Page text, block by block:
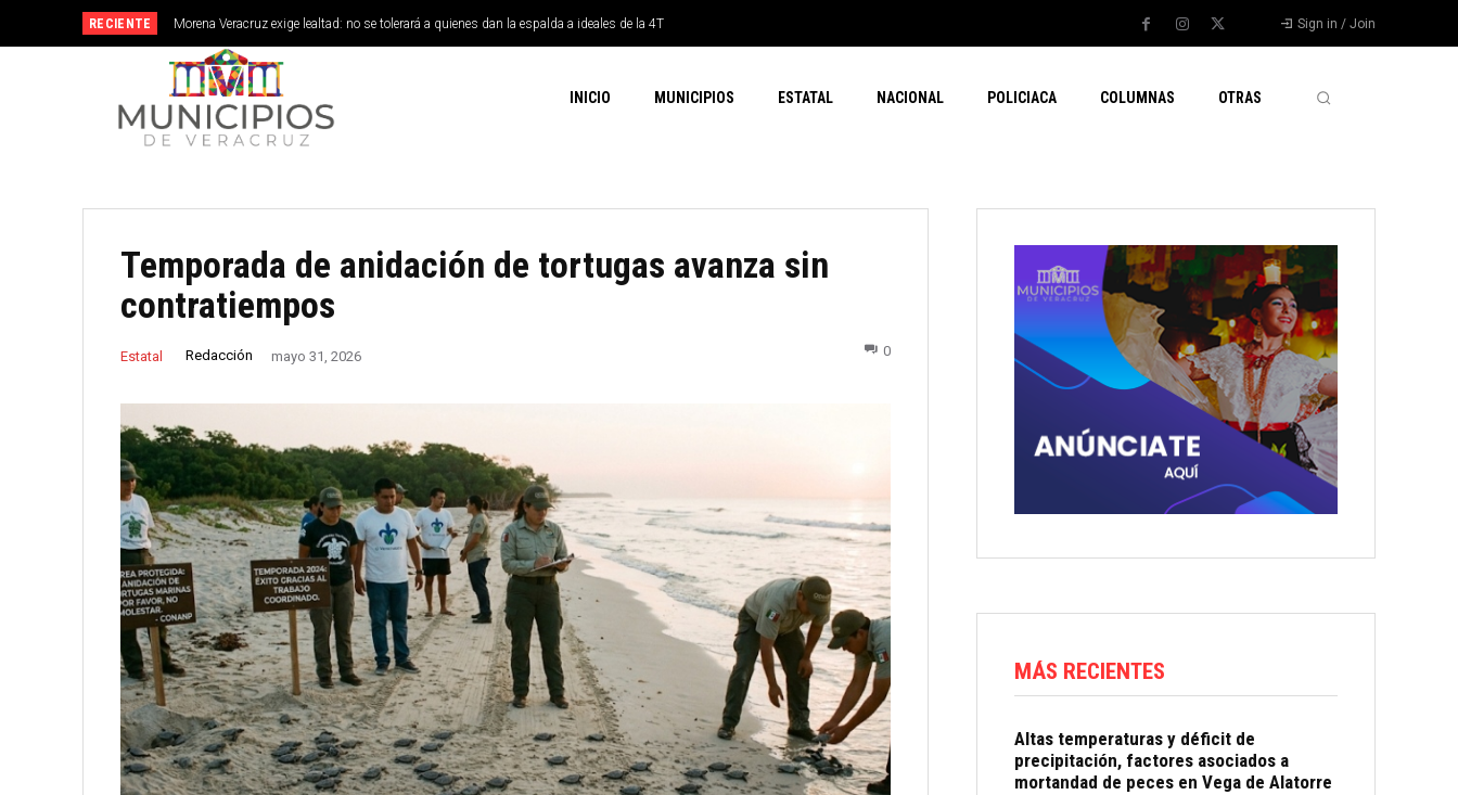
RECIENTE Morena Veracruz exige lealtad: no se tolerará a quienes dan la espalda a ideales de la 4T Sign in / Join
INICIO MUNICIPIOS ESTATAL NACIONAL POLICIACA COLUMNAS OTRAS
Temporada de anidación de tortugas avanza sin
contratiempos
Estatal Redacción mayo 31, 2026 0
MÁS RECIENTES
Altas temperaturas y déficit de
precipitación, factores asociados a
mortandad de peces en Vega de Alatorre